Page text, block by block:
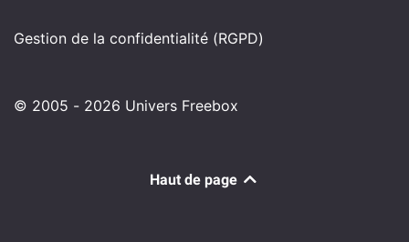
Gestion de la confidentialité (RGPD)
© 2005 - 2026 Univers Freebox
Haut de page